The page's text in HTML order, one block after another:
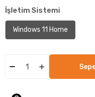
İşletim Sistemi
Windows 11 Home